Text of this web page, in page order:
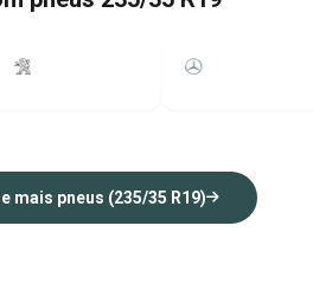
mais pneus (235/35 R19)